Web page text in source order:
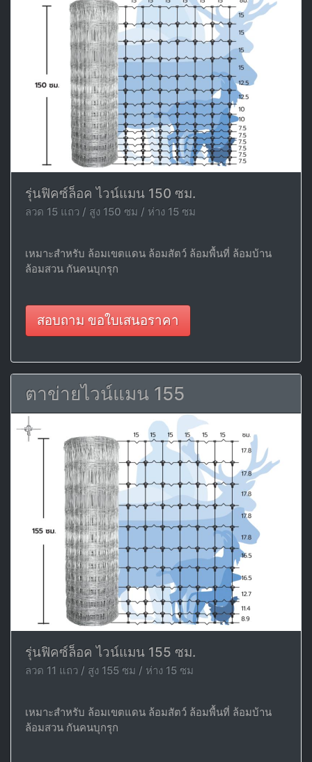
รุ่นฟิคซ์ล็อค ไวน์แมน 150 ซม.
ลวด 15 แถว / สูง 150 ซม / ห่าง 15 ซม
เหมาะสำหรับ ล้อมเขตแดน ล้อมสัตว์ ล้อมพื้นที่ ล้อมบ้าน
ล้อมสวน กันคนบุกรุก
สอบถาม ขอใบเสนอราคา
ตาข่ายไวน์แมน 155
รุ่นฟิคซ์ล็อค ไวน์แมน 155 ซม.
ลวด 11 แถว / สูง 155 ซม / ห่าง 15 ซม
เหมาะสำหรับ ล้อมเขตแดน ล้อมสัตว์ ล้อมพื้นที่ ล้อมบ้าน
ล้อมสวน กันคนบุกรุก